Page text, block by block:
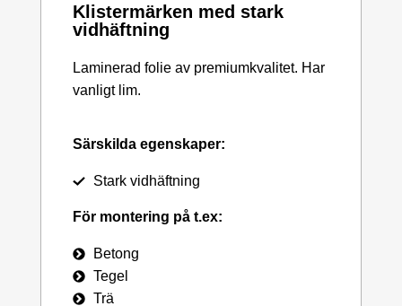
Klistermärken med stark
vidhäftning
Laminerad folie av premiumkvalitet. Har
vanligt lim.
Särskilda egenskaper:
Stark vidhäftning
För montering på t.ex:
Betong
Tegel
Trä